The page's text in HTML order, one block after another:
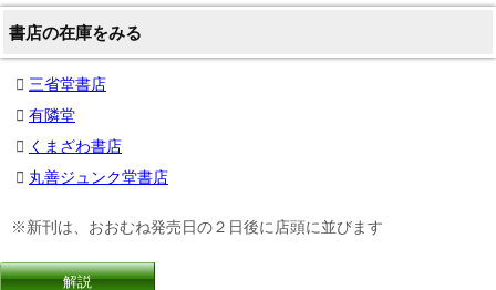
書店の在庫をみる
三省堂書店
有隣堂
くまざわ書店
丸善ジュンク堂書店
※新刊は、おおむね発売日の２日後に店頭に並びます
解説